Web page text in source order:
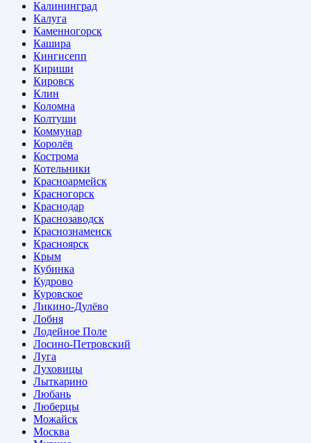
Калининград
Калуга
Каменногорск
Кашира
Кингисепп
Кириши
Кировск
Клин
Коломна
Колтуши
Коммунар
Королёв
Кострома
Котельники
Красноармейск
Красногорск
Краснодар
Краснозаводск
Краснознаменск
Красноярск
Крым
Кубинка
Кудрово
Куровское
Ликино-Дулёво
Лобня
Лодейное Поле
Лосино-Петровский
Луга
Луховицы
Лыткарино
Любань
Люберцы
Можайск
Москва